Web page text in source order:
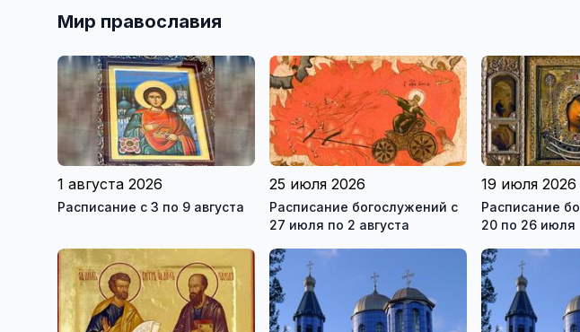
Мир православия
1 августа 2026
Расписание с 3 по 9 августа
25 июля 2026
Расписание богослужений с
27 июля по 2 августа
19 июля 2026
Расписание
20 по 26 июля